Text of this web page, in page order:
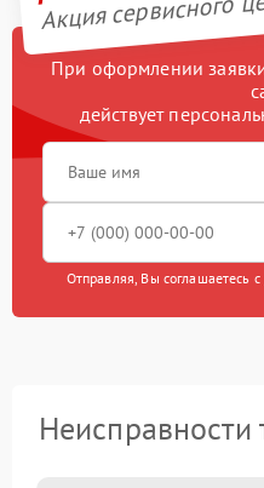
При оформлении
действует
Отправляя, Вы соглашаетесь с
Неисправности